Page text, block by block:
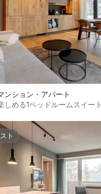
ンション・アパート
しめる1ベッドルームスイート
ト
ト